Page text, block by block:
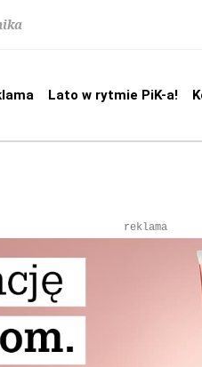
Lato w rytmie PiK-a!
reklama